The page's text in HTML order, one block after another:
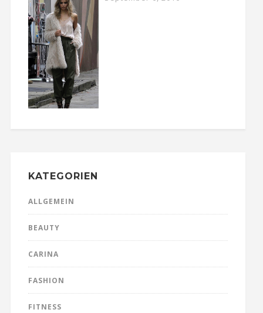
KATEGORIEN
ALLGEMEIN
BEAUTY
CARINA
FASHION
FITNESS